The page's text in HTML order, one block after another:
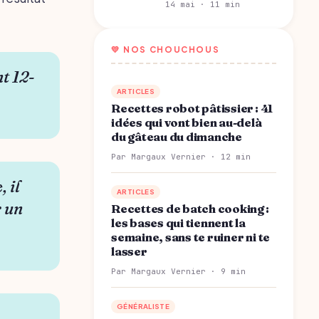
12-
il
un
14 mai · 11 min
💛 NOS CHOUCHOUS
ARTICLES
Recettes robot pâtissier : 41
idées qui vont bien au-delà
du gâteau du dimanche
Par Margaux Vernier · 12 min
ARTICLES
Recettes de batch cooking :
les bases qui tiennent la
semaine, sans te ruiner ni te
lasser
Par Margaux Vernier · 9 min
GÉNÉRALISTE